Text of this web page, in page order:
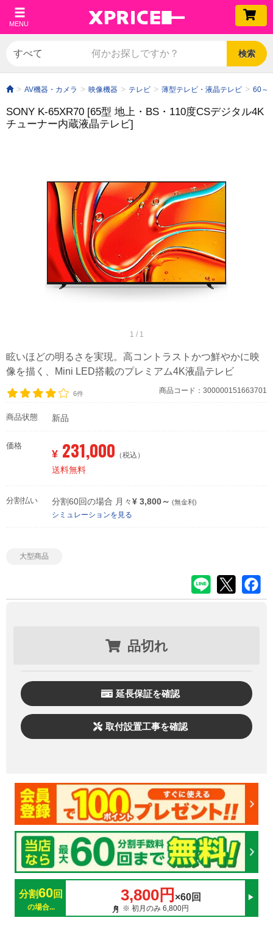
MENU
検索
AV機器・カメラ 映像機器 テレビ 薄型テレビ・液晶テレビ 60～
SONY K-65XR70 [65型 地上・BS・110度CSデジタル4K
チューナー内蔵液晶テレビ]
1 / 1
眩いほどの明るさを実現。高コントラストかつ鮮やかに映
像を描く、Mini LED搭載のプレミアム4K液晶テレビ
6件 商品コード：300000151663701
商品状態 新品
価格
¥ 231,000 （税込）
送料無料
分割払い 分割60回の場合 月々¥ 3,800～ (無金利)
シミュレーションを見る
大型商品
品切れ
延長保証を確認
取付設置工事を確認
分割60回
の場合...
3,800円 ×60回
※ 初月のみ 6,800円